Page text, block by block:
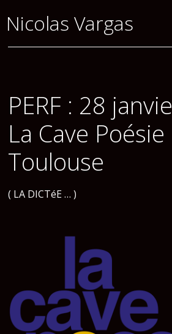
Nicolas Vargas
PERF : 28
La Cave Poésie
Toulouse
( LA DICTéE … )